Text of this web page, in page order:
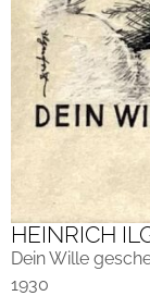
HEINRICH
Dein Wille
1930